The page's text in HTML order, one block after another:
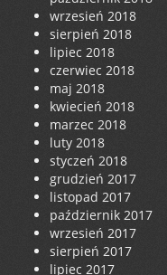
wrzesień 2018
sierpień 2018
lipiec 2018
czerwiec 2018
maj 2018
kwiecień 2018
marzec 2018
luty 2018
styczeń 2018
grudzień 2017
listopad 2017
październik 2017
wrzesień 2017
sierpień 2017
lipiec 2017